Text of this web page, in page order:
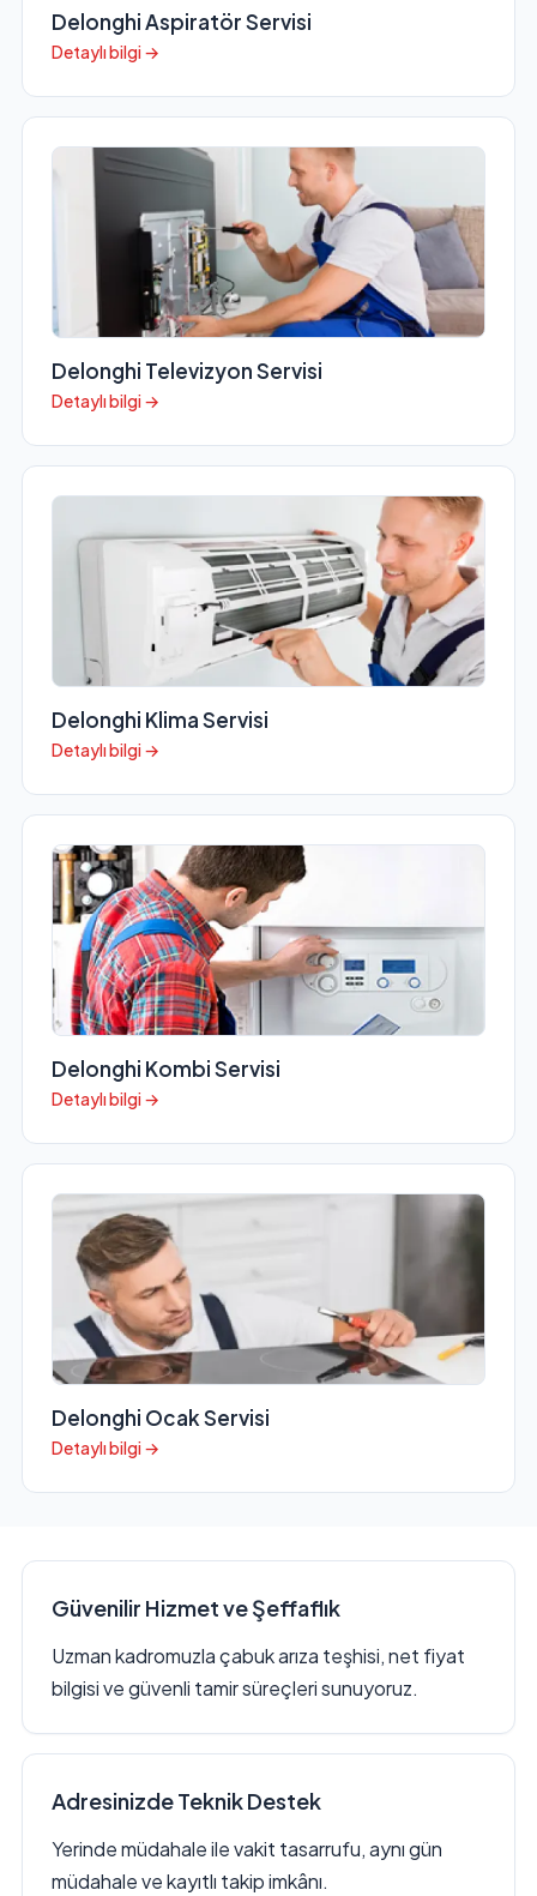
Delonghi Aspiratör Servisi
Detaylı bilgi →
Delonghi Televizyon Servisi
Detaylı bilgi →
Delonghi Klima Servisi
Detaylı bilgi →
Delonghi Kombi Servisi
Detaylı bilgi →
Delonghi Ocak Servisi
Detaylı bilgi →
Güvenilir Hizmet ve Şeffaflık
Uzman kadromuzla çabuk arıza teşhisi, net fiyat
bilgisi ve güvenli tamir süreçleri sunuyoruz.
Adresinizde Teknik Destek
Yerinde müdahale ile vakit tasarrufu, aynı gün
müdahale ve kayıtlı takip imkânı.